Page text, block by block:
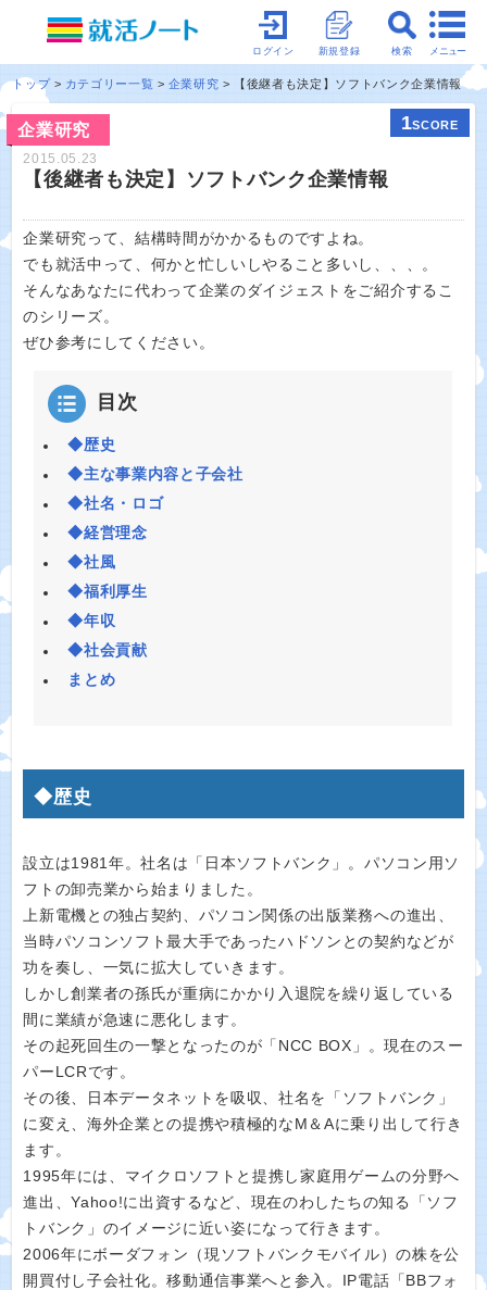
メニュー
検索
新規登録
ログイン
トップ カテゴリー一覧 企業研究 【後継者も決定】ソフトバンク企業情報
企業研究 1SCORE
2015.05.23
【後継者も決定】ソフトバンク企業情報
企業研究って、結構時間がかかるものですよね。
でも就活中って、何かと忙しいしやること多いし、、、。
そんなあなたに代わって企業のダイジェストをご紹介するこ
のシリーズ。
ぜひ参考にしてください。
目次
◆歴史
◆主な事業内容と子会社
◆社名・ロゴ
◆経営理念
◆社風
◆福利厚生
◆年収
◆社会貢献
まとめ
◆歴史
設立は1981年。社名は「日本ソフトバンク」。パソコン用ソ
フトの卸売業から始まりました。
上新電機との独占契約、パソコン関係の出版業務への進出、
当時パソコンソフト最大手であったハドソンとの契約などが
功を奏し、一気に拡大していきます。
しかし創業者の孫氏が重病にかかり入退院を繰り返している
間に業績が急速に悪化します。
その起死回生の一撃となったのが「NCC BOX」。現在のスー
パーLCRです。
その後、日本データネットを吸収、社名を「ソフトバンク」
に変え、海外企業との提携や積極的なM＆Aに乗り出して行き
ます。
1995年には、マイクロソフトと提携し家庭用ゲームの分野へ
進出、Yahoo!に出資するなど、現在のわしたちの知る「ソフ
トバンク」のイメージに近い姿になって行きます。
2006年にボーダフォン（現ソフトバンクモバイル）の株を公
開買付し子会社化。移動通信事業へと参入。IP電話「BBフォ